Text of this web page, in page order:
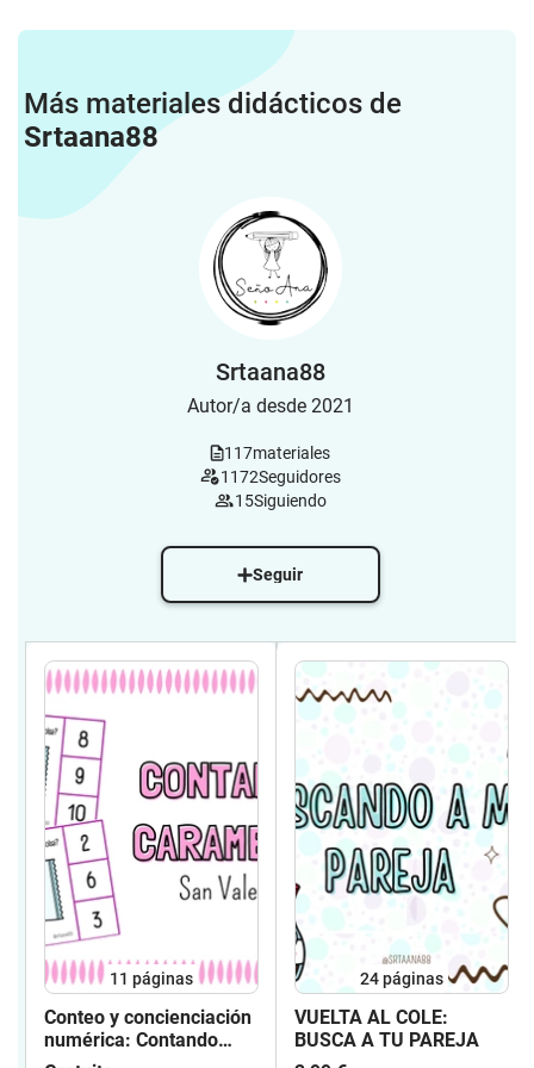
Más materiales didácticos de
Srtaana88
Srtaana88
Autor/a desde 2021
117materiales
1172Seguidores
15Siguiendo
Seguir
11 páginas
Conteo y concienciación
numérica: Contando
caramelos 🍬
24páginas
VUELTA AL COLE:
BUSCA A TU PAREJA